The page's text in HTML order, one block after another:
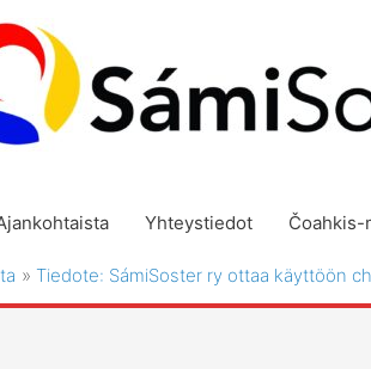
Yhteystiedot Čoahkis-
Tiedote: SámiSoster ry ottaa käyttöön